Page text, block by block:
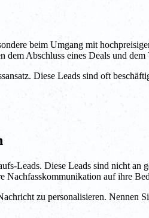
beim Umgang mit
Abschluss eines Deals und
Diese Leads sind oft
Leads. Diese Leads sind nicht
auf ihre
zu personalisieren.